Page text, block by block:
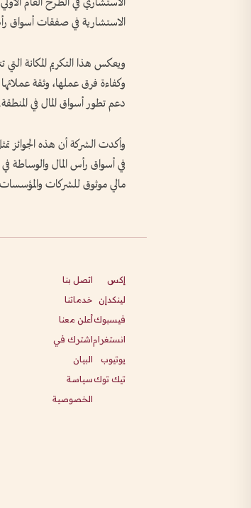
الاستشارية في صفقات أسواق
ويعكس هذا التكريم المكانة
وكفاءة فرق عملها، وثقة
دعم تطور أسواق المال في
وأكدت الشركة أن هذه الجوائز
في أسواق رأس المال والوساطة
مالي موثوق للشركات
إكس
لينكدإن
فيسبوك
انستغرام
يوتيوب
تيك توك
اتصل بنا
خدماتنا
أعلن معنا
اشترك في
البيان
سياسة
الخصوصية